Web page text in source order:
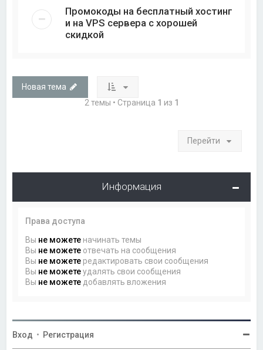
Промокоды на бесплатный хостинг
и на VPS сервера с хорошей
скидкой
Новая тема
2 темы • Страница 1 из 1
Перейти
Информация
Права доступа
Вы не можете начинать темы
Вы не можете отвечать на сообщения
Вы не можете редактировать свои сообщения
Вы не можетеудалять свои сообщения
Вы не можете добавлять вложения
Вход • Регистрация